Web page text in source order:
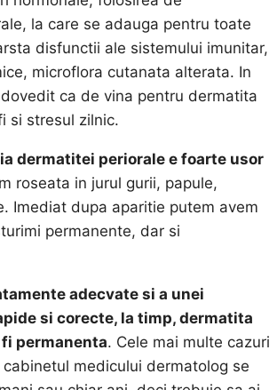
la care se adauga pentru toate
disfunctii ale sistemului imunitar,
microflora cutanata alterata. In
ca de vina pentru dermatita
si stresul zilnic.
dermatitei periorale e foarte usor
roseata in jurul gurii, papule,
Imediat dupa aparitie putem avem
permanente, dar si
adecvate si a unei
si corecte, la timp, dermatita
permanenta. Cele mai multe cazuri
medicului dermatolog se